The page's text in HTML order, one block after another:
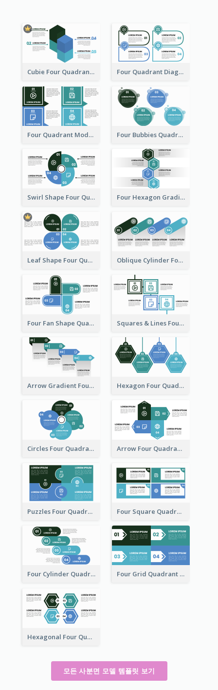
Cubie Four Quadrant Model Four Quadrant Diagram Grid
Four Quadrant Model With Squares Four Bubbies Quadrant Model
Swirl Shape Four Quadrant Model Four Hexagon Gradient Quadrant Model
Leaf Shape Four Quadrant Model Oblique Cylinder Four Quadrant Model
Four Fan Shape Quadrant Model Squares & Lines Four Quadrant Model
Arrow Gradient Four Quadrant Model Hexagon Four Quadrant Diagram
Circles Four Quadrant Model Arrow Four Quadrant Model
Puzzles Four Quadrant Model Four Square Quadrant Model
Four Cylinder Quadrant Model Four Grid Quadrant Model
Hexagonal Four Quadrant Model
모든 사분면 모델 템플릿 보기